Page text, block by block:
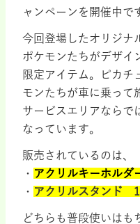
ャンペーンを開催中で
今回登場したオリジナ
ポケモンたちがデザイ
限定アイテム。ピカチ
モンたちが車に乗って
サービスエリアならで
なっています。
販売されているのは、
・ アクリルキーホルダ
・ アクリルスタンド
どちらも普段使いはも